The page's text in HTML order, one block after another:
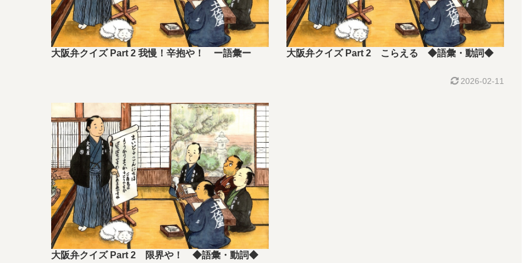
大阪弁クイズ Part 2 我慢！辛抱や！ ー語彙ー 大阪弁クイズ Part 2 こらえる ◆語彙・動詞◆
2026-02-11
大阪弁クイズ Part 2 限界や！ ◆語彙・動詞◆